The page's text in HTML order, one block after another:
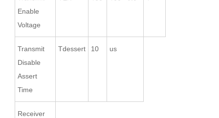
Enable
Voltage
Transmit
Disable
Assert
Time
Tdessert 10 us
Receiver